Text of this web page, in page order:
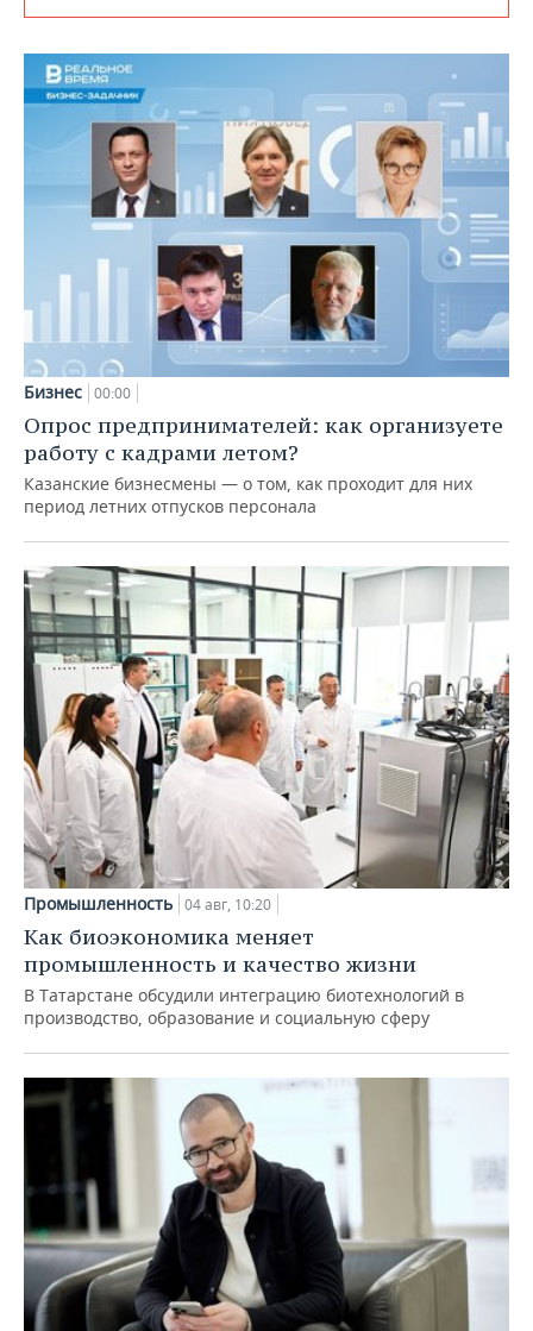
Бизнес 00:00
Опрос предпринимателей: как организуете
работу с кадрами летом?
Казанские бизнесмены — о том, как проходит для них
период летних отпусков персонала
Промышленность 04 авг, 10:20
Как биоэкономика меняет
промышленность и качество жизни
В Татарстане обсудили интеграцию биотехнологий в
производство, образование и социальную сферу